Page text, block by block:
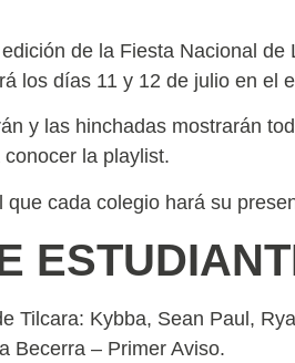
de la Fiesta Nacional de
los días 11 y 12 de julio en el
y las hinchadas mostrarán
la playlist.
cada colegio hará su
Tilcara: Kybba, Sean Paul,
Becerra – Primer Aviso.